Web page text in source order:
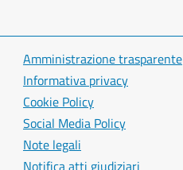
Amministrazione trasparente
Informativa privacy
Cookie Policy
Social Media Policy
Note legali